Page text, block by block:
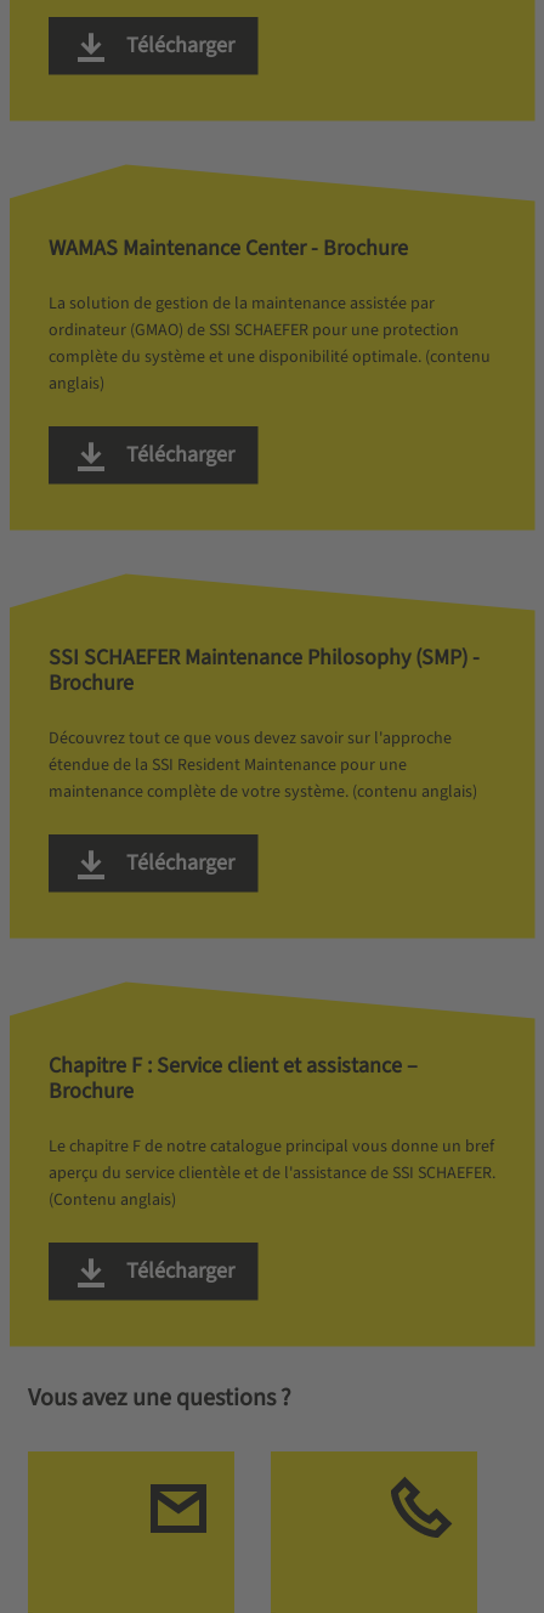
Télécharger
WAMAS Maintenance Center - Brochure
La solution de gestion de la maintenance assistée par
ordinateur (GMAO) de SSI SCHAEFER pour une protection
complète du système et une disponibilité optimale. (contenu
anglais)
Télécharger
SSI SCHAEFER Maintenance Philosophy (SMP) -
Brochure
Découvrez tout ce que vous devez savoir sur l'approche
étendue de la SSI Resident Maintenance pour une
maintenance complète de votre système. (contenu anglais)
Télécharger
Chapitre F : Service client et assistance –
Brochure
Le chapitre F de notre catalogue principal vous donne un bref
aperçu du service clientèle et de l'assistance de SSI SCHAEFER.
(Contenu anglais)
Télécharger
Vous avez une questions ?